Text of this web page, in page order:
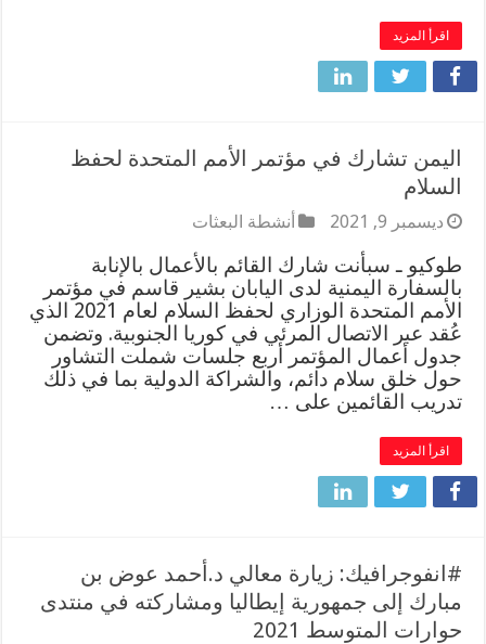
اقرأ المزيد
اليمن تشارك في مؤتمر الأمم المتحدة لحفظ
السلام
ديسمبر 9, 2021 أنشطة البعثات
طوكيو ـ سبأنت شارك القائم بالأعمال بالإنابة
بالسفارة اليمنية لدى اليابان بشير قاسم في مؤتمر
الأمم المتحدة الوزاري لحفظ السلام لعام 2021 الذي
عُقد عبر الاتصال المرئي في كوريا الجنوبية. ‎وتضمن
جدول أعمال المؤتمر أربع جلسات شملت التشاور
حول خلق سلام دائم، والشراكة الدولية بما في ذلك
تدريب القائمين على …
اقرأ المزيد
#انفوجرافيك: زيارة معالي د.أحمد عوض بن
مبارك إلى جمهورية إيطاليا ومشاركته في منتدى
حوارات المتوسط 2021